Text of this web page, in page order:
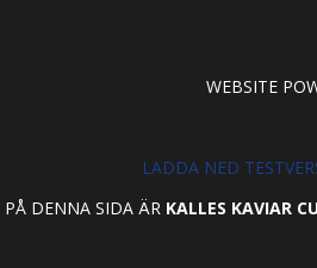
WEBSITE
LADDA NED
PÅ DENNA SIDA ÄR KALLES KAVIAR